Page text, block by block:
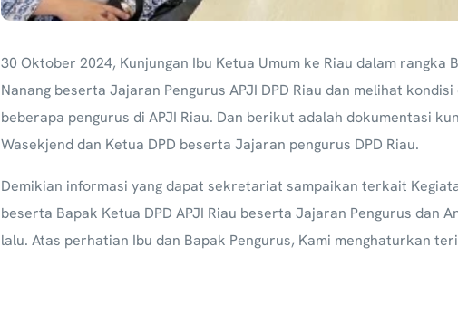
30 Oktober 2024, Kunjungan Ibu Ketua Umum ke Riau dalam
Nanang beserta Jajaran Pengurus APJI DPD Riau dan melihat
beberapa pengurus di APJI Riau. Dan berikut adalah dokumentasi
Wasekjend dan Ketua DPD beserta Jajaran pengurus DPD Riau.
Demikian informasi yang dapat sekretariat sampaikan terkait
beserta Bapak Ketua DPD APJI Riau beserta Jajaran Pengurus dan
lalu. Atas perhatian Ibu dan Bapak Pengurus, Kami menghaturkan